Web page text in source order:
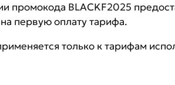
промокода BLACKF2025
первую оплату тарифа.
только к тарифам